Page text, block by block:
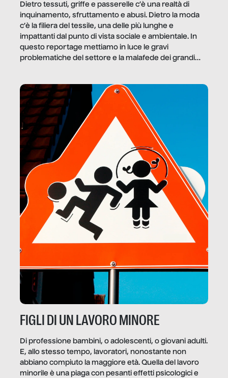
Dietro tessuti, griffe e passerelle c’è una realtà di
inquinamento, sfruttamento e abusi. Dietro la moda
c’è la filiera del tessile, una delle più lunghe e
impattanti dal punto di vista sociale e ambientale. In
questo reportage mettiamo in luce le gravi
problematiche del settore e la malafede dei grandi
FIGLI DI UN LAVORO MINORE
Di professione bambini, o adolescenti, o giovani adulti.
E, allo stesso tempo, lavoratori, nonostante non
abbiano compiuto la maggiore età. Quella del lavoro
minorile è una piaga con pesanti effetti psicologici e